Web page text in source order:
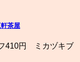
茶屋
410円 ミカヅキブ